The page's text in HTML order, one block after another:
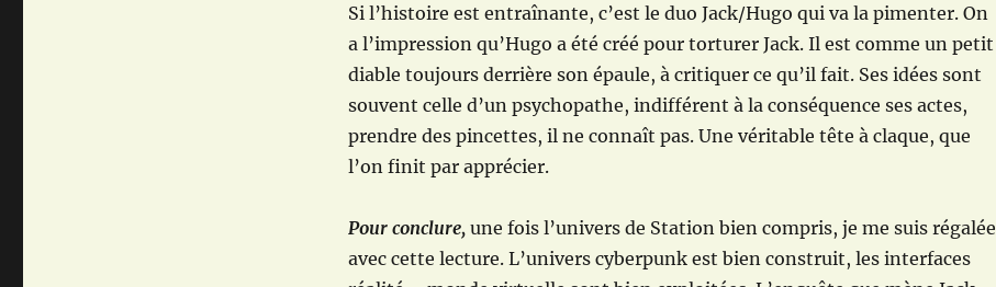
Si l’histoire est entraînante, c’est le duo Jack/Hugo qui va la pimenter. On
a l’impression qu’Hugo a été créé pour torturer Jack. Il est comme un petit
diable toujours derrière son épaule, à critiquer ce qu’il fait. Ses idées sont
souvent celle d’un psychopathe, indifférent à la conséquence ses actes,
prendre des pincettes, il ne connaît pas. Une véritable tête à claque, que
l’on finit par apprécier.
Pour conclure,une fois l’univers de Station bien compris, je me suis régalée
avec cette lecture. L’univers cyberpunk est bien construit, les interfaces